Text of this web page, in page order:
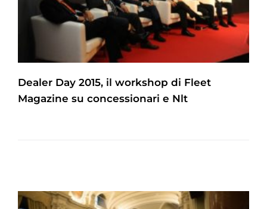
Dealer Day 2015, il workshop di Fleet
Magazine su concessionari e Nlt